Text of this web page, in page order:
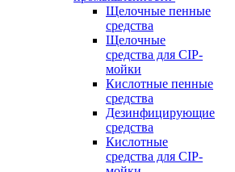
Щелочные пенные
средства
Щелочные
средства для CIP-
мойки
Кислотные пенные
средства
Дезинфицирующие
средства
Кислотные
средства для CIP-